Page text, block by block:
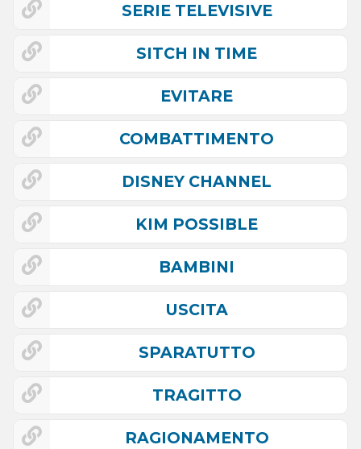
SERIE TELEVISIVE
SITCH IN TIME
EVITARE
COMBATTIMENTO
DISNEY CHANNEL
KIM POSSIBLE
BAMBINI
USCITA
SPARATUTTO
TRAGITTO
RAGIONAMENTO